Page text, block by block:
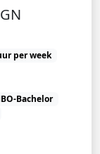
per week
Bachelor